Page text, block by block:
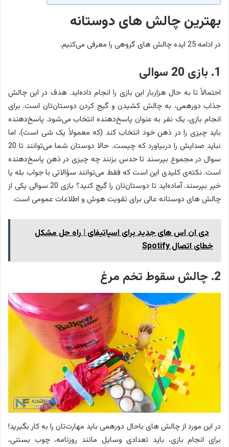
بهترین چالش های دوستانه
در ادامه 25 ایده چالش های گروهی را معرفی می‌کنیم.
1. بازی 20 سوالی
احتمالاً تا به حال هزاربار این بازی را انجام داده‌اید. هدف در این چالش
جذاب دورهمی، به چالش کشیدن و گیج کردن دوستان‌تان است. برای
انجام بازی، یک نفر به عنوان پاسخ‌دهنده انتخاب می‌شود. پاسخ‌دهنده
باید چیزی را در ذهن خود انتخاب کند (که معمولاً یک شی است)، اما
نباید صدایش را دربیاورد که چیست. حالا دوستان شما می‌توانند تا 20
سوال در مجموع بپرسند تا حدس بزنند چه چیزی در ذهن پاسخ‌دهنده
است. نکته‌ی کلیدی این است که فقط می‌توانند سؤالاتی با جواب بله یا
خیر بپرسند. آماده‌اید تا دوستان‌تان را گیج کنید؟ بازی 20 سوالی یکی از
چالش های دوستانه عالی برای تقویت هوش و اطلاعات عمومی است.
دی ان اس های جدید برای اسپاتیفای | راه حل مشکل
خطای اتصال Spotify
2. چالش سقوط تخم مرغ
در این مورد از چالش های باحال دورهمی باید مهارت‌تان را به کار بگیرید!
برای انجام بازی، باید تعدادی وسایل مانند روزنامه، چوب بستنی،